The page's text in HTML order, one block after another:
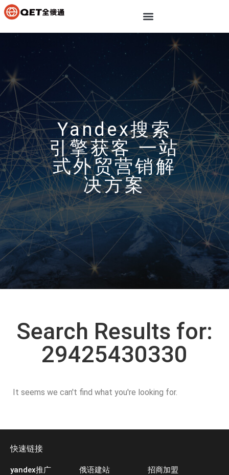
Yandex搜索
引擎获客 一站
式外贸营销解
决方案
Search Results for:
29425430330
It seems we can't find what you're looking for.
快速链接
yandex推广
俄语建站
招商加盟